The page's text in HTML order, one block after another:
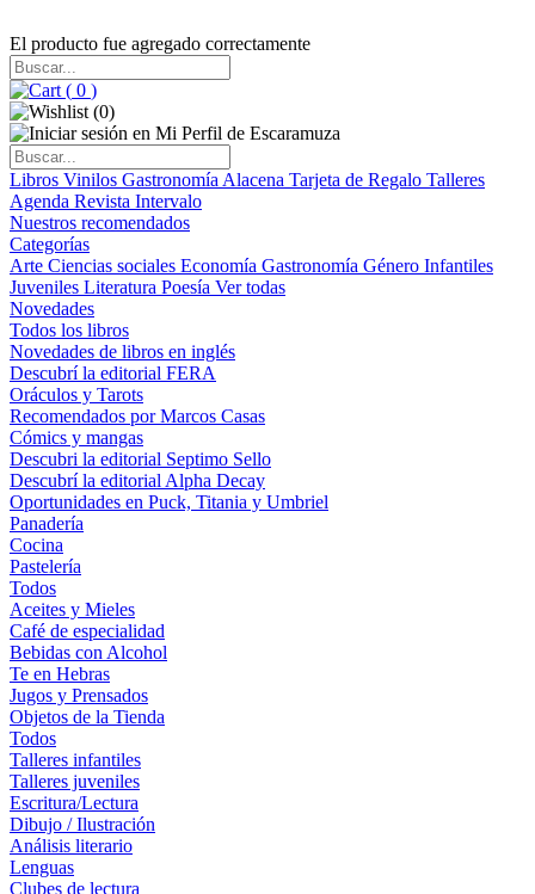
El producto fue agregado correctamente
( 0 )
(0)
Libros Vinilos Gastronomía Alacena Tarjeta de Regalo Talleres
Agenda Revista Intervalo
Nuestros recomendados
Categorías
Arte Ciencias sociales Economía Gastronomía Género Infantiles
Juveniles Literatura Poesía Ver todas
Novedades
Todos los libros
Novedades de libros en inglés
Descubrí la editorial FERA
Oráculos y Tarots
Recomendados por Marcos Casas
Cómics y mangas
Descubri la editorial Septimo Sello
Descubrí la editorial Alpha Decay
Oportunidades en Puck, Titania y Umbriel
Panadería
Cocina
Pastelería
Todos
Aceites y Mieles
Café de especialidad
Bebidas con Alcohol
Te en Hebras
Jugos y Prensados
Objetos de la Tienda
Todos
Talleres infantiles
Talleres juveniles
Escritura/Lectura
Dibujo / Ilustración
Análisis literario
Lenguas
Clubes de lectura